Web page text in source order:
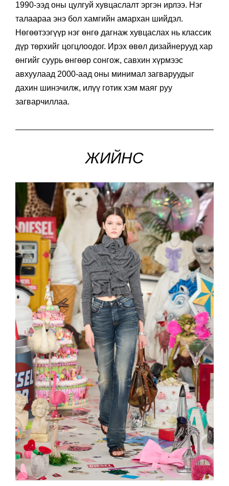
1990-ээд оны цулгуй хувцаслалт эргэн ирлээ. Нэг
талаараа энэ бол хамгийн амархан шийдэл.
Нөгөөтээгүүр нэг өнгө дагнаж хувцаслах нь классик
дүр төрхийг цогцлоодог. Ирэх өвөл дизайнерууд хар
өнгийг суурь өнгөөр сонгож, савхин хүрмээс
авхуулаад 2000-аад оны минимал загваруудыг
дахин шинэчилж, илүү готик хэм маяг руу
загварчиллаа.
ЖИЙНС